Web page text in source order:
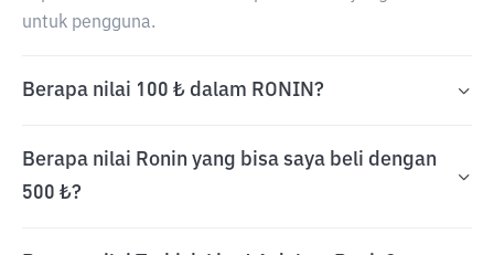
untuk pengguna.
Berapa nilai 100 ₺ dalam RONIN?
Berapa nilai Ronin yang bisa saya beli dengan
500 ₺?